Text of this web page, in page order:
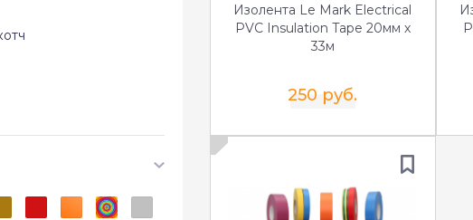
Изолента Le Mark Electrical
PVC Insulation Tape 20мм х
33м
250 руб.